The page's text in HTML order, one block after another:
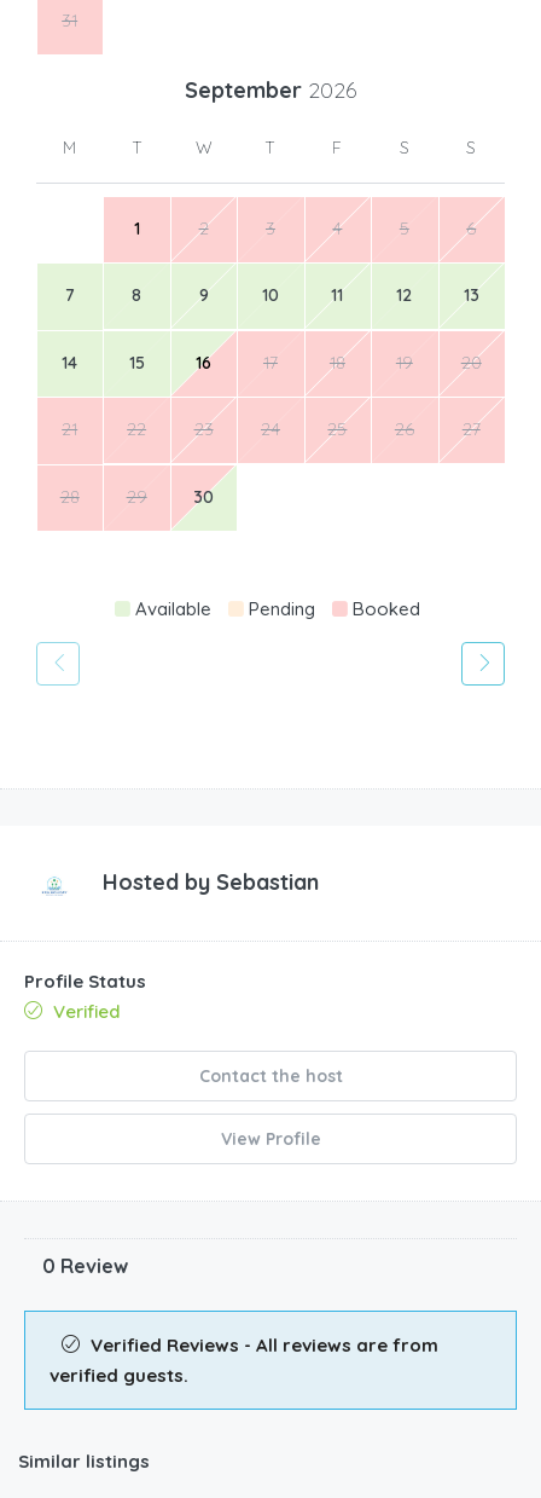
31
September 2026
M T W T F S S
1 2 3 4 5 6
7 8 9 10 11 12 13
14 15 16 17 18 19 20
21 22 23 24 25 26 27
28 29 30
Available Pending Booked
Hosted by Sebastian
Profile Status
Verified
Contact the host
View Profile
0 Review
Verified Reviews - All reviews are from
verified guests.
Similar listings